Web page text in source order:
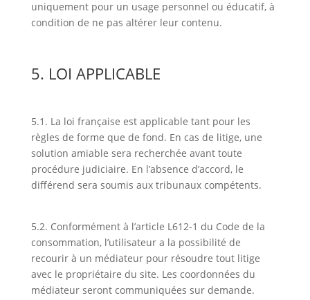
uniquement pour un usage personnel ou éducatif, à
condition de ne pas altérer leur contenu.
5. LOI APPLICABLE
5.1. La loi française est applicable tant pour les
règles de forme que de fond. En cas de litige, une
solution amiable sera recherchée avant toute
procédure judiciaire. En l’absence d’accord, le
différend sera soumis aux tribunaux compétents.
5.2. Conformément à l’article L612-1 du Code de la
consommation, l’utilisateur a la possibilité de
recourir à un médiateur pour résoudre tout litige
avec le propriétaire du site. Les coordonnées du
médiateur seront communiquées sur demande.